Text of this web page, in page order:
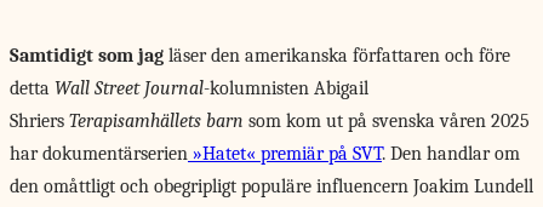
Samtidigt som jag läser den amerikanska författaren och före
detta Wall Street Journal-kolumnisten Abigail
Shriers Terapisamhällets barn som kom ut på svenska våren 2025
har dokumentärserien »Hatet« premiär på SVT. Den handlar om
den omåttligt och obegripligt populäre influencern Joakim Lundell